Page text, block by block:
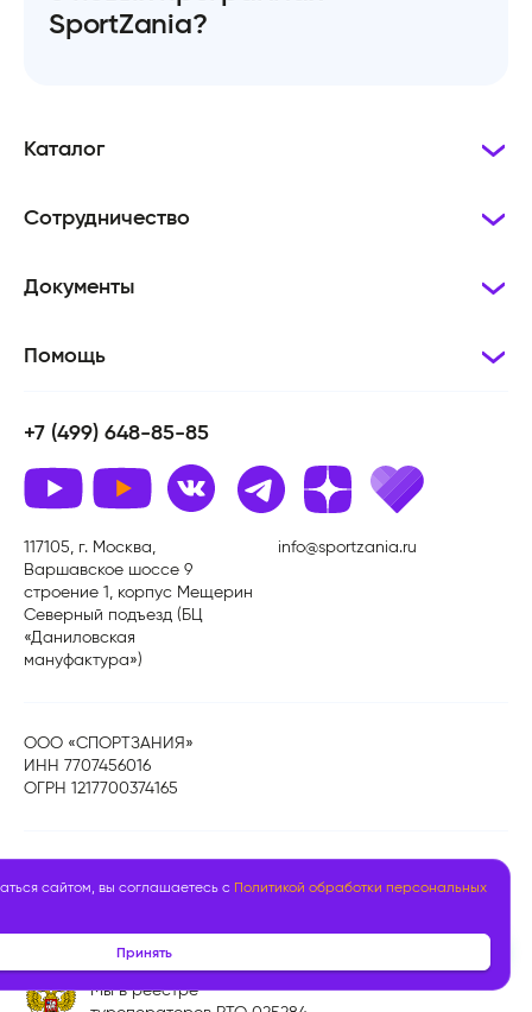
сайтом, вы соглашаетесь с Политикой обработки персональных
Принять
SportZania?
Каталог
Сотрудничество
Документы
Помощь
+7 (499) 648-85-85
117105, г. Москва,
Варшавское шоссе 9
строение 1, корпус Мещерин
Северный подъезд (БЦ
«Даниловская
мануфактура»)
info@sportzania.ru
ООО «СПОРТЗАНИЯ»
ИНН 7707456016
ОГРН 1217700374165
Мы в реестре